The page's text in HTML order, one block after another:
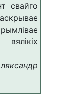
свайго